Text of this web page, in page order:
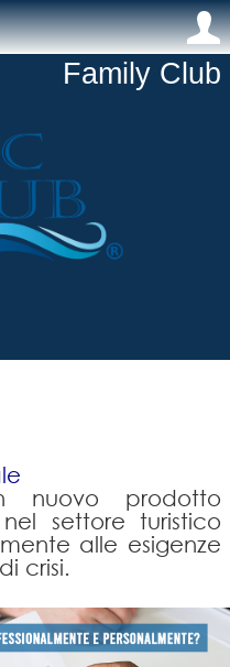
.
Family Club
prodotto
settore turistico
alle esigenze
crisi.